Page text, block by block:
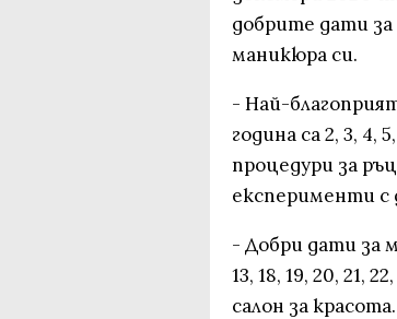
добрите дати за
маникюра си.
- Най-
година са 2, 3, 4,
процедури за
експерименти с
- Добри дати за
13, 18, 19, 20, 21,
салон за красота.